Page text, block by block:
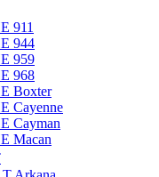
911
944
959
968
Boxter
Cayenne
Cayman
Macan